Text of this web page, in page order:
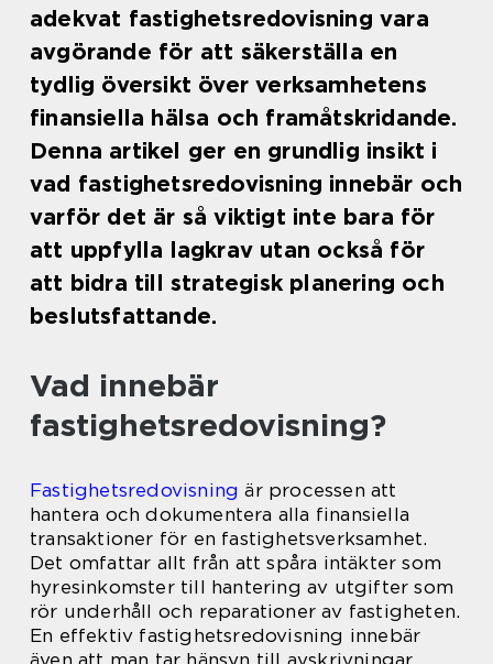
adekvat fastighetsredovisning vara
avgörande för att säkerställa en
tydlig översikt över verksamhetens
finansiella hälsa och framåtskridande.
Denna artikel ger en grundlig insikt i
vad fastighetsredovisning innebär och
varför det är så viktigt inte bara för
att uppfylla lagkrav utan också för
att bidra till strategisk planering och
beslutsfattande.
Vad innebär
fastighetsredovisning?
Fastighetsredovisning är processen att
hantera och dokumentera alla finansiella
transaktioner för en fastighetsverksamhet.
Det omfattar allt från att spåra intäkter som
hyresinkomster till hantering av utgifter som
rör underhåll och reparationer av fastigheten.
En effektiv fastighetsredovisning innebär
även att man tar hänsyn till avskrivningar,